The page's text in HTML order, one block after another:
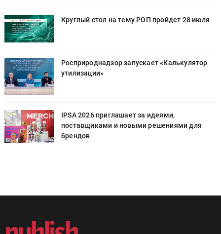
Круглый стол на тему РОП пройдет 28 июля
Росприроднадзор запускает «Калькулятор
утилизации»
IPSA 2026 приглашает за идеями,
поставщиками и новыми решениями для
брендов